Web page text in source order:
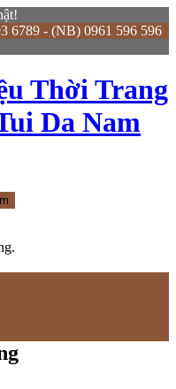
6789 - (NB) 0961 596 596